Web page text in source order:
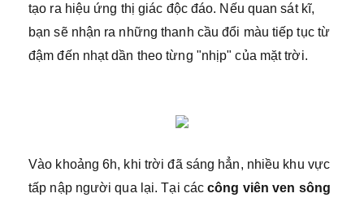
tạo ra hiệu ứng thị giác độc đáo. Nếu quan sát kĩ,
bạn sẽ nhận ra những thanh cầu đổi màu tiếp tục từ
đậm đến nhạt dần theo từng "nhịp" của mặt trời.
Vào khoảng 6h, khi trời đã sáng hẳn, nhiều khu vực
tấp nập người qua lại. Tại các công viên ven sông